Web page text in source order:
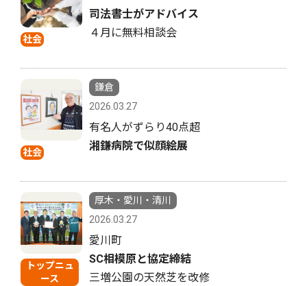
社会
司法書士がアドバイス
４月に無料相談会
社会
鎌倉
2026.03.27
有名人がずらり40点超
湘鎌病院で似顔絵展
トップニュ
ース
厚木・愛川・清川
2026.03.27
愛川町
SC相模原と協定締結
三増公園の天然芝を改修